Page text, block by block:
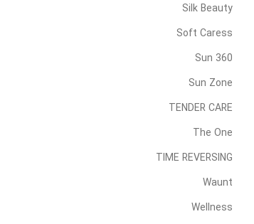
Silk Beauty
Soft Caress
Sun 360
Sun Zone
TENDER CARE
The One
TIME REVERSING
Waunt
Wellness